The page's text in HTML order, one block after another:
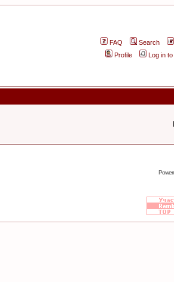
FAQ
Search
Profile
Log in